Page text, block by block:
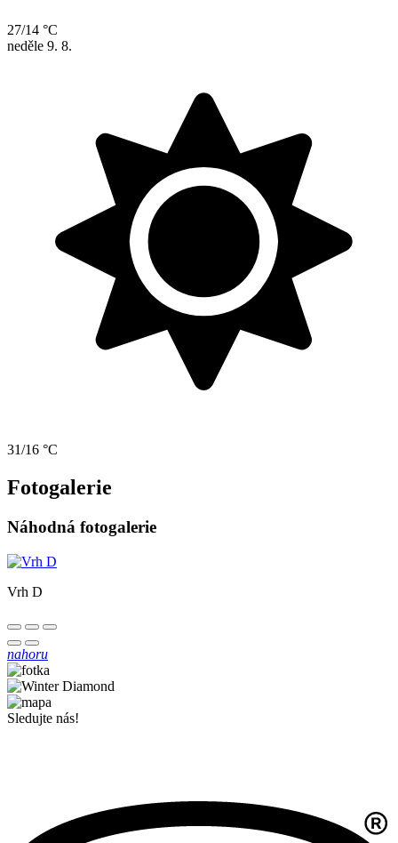
27/14 °C
neděle 9. 8.
31/16 °C
Fotogalerie
Náhodná fotogalerie
Vrh D
nahoru
Sledujte nás!